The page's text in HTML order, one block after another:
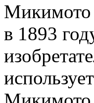
Микимото
в 1893